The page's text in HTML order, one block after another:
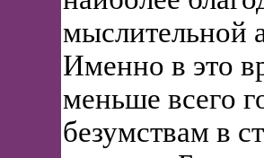
мыслительной
Именно в это
меньше всего
безумствам в